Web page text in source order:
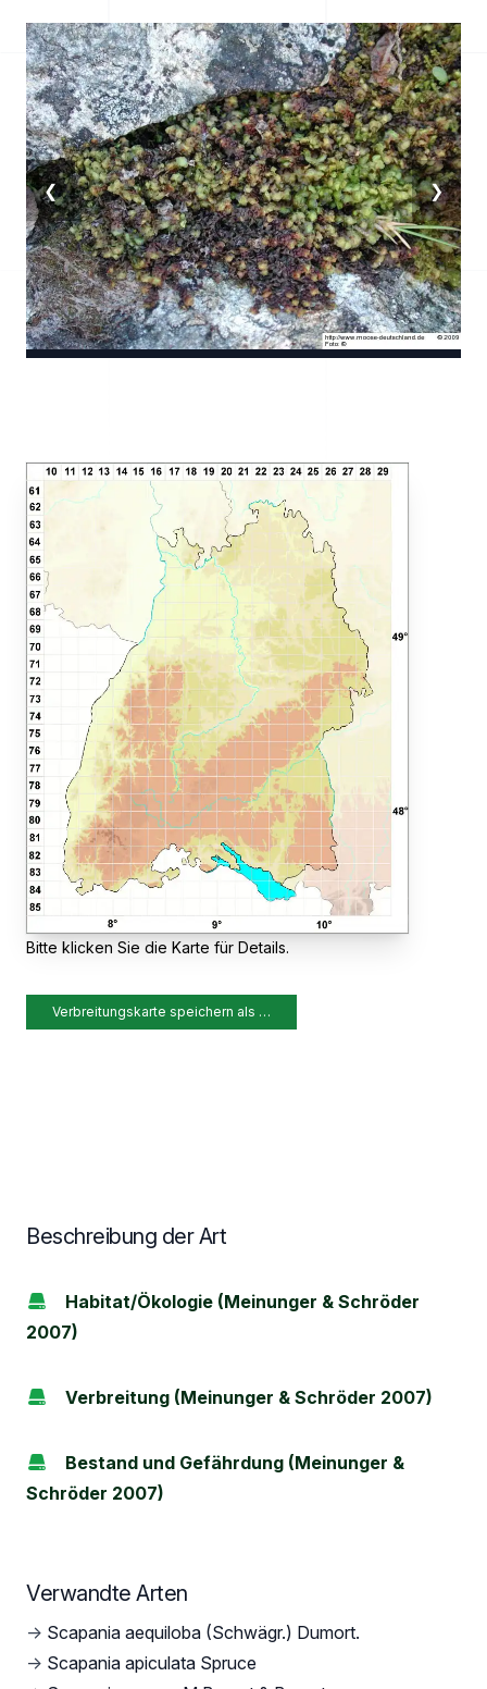
❮ ❯
Bitte klicken Sie die Karte für Details.
Verbreitungskarte speichern als …
Beschreibung der Art
Habitat/Ökologie (Meinunger & Schröder
2007)
Verbreitung (Meinunger & Schröder 2007)
Bestand und Gefährdung (Meinunger &
Schröder 2007)
Verwandte Arten
→ Scapania aequiloba (Schwägr.) Dumort.
→ Scapania apiculata Spruce